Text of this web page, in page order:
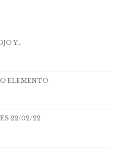
Y…
ELEMENTO
22/02/22